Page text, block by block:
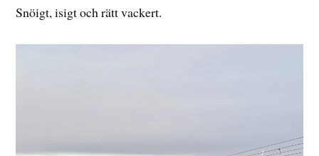
Snöigt, isigt och rätt vackert.